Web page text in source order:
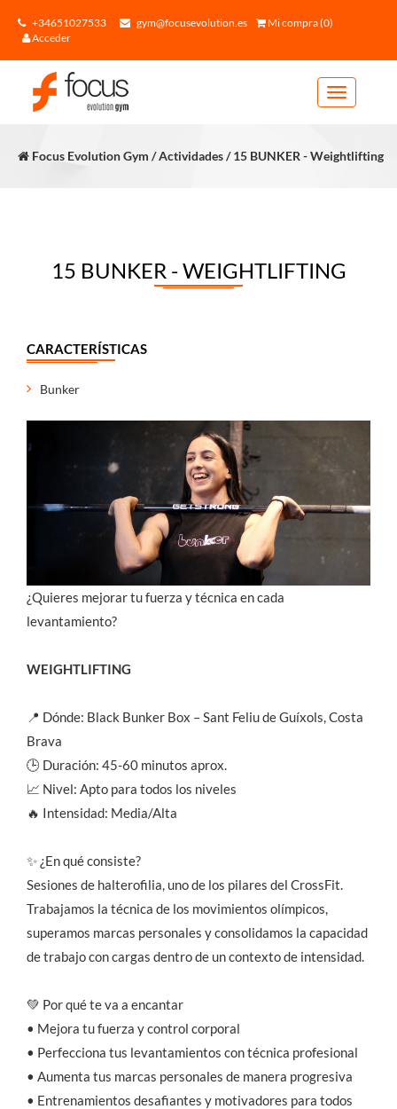
+34651027533 gym@focusevolution.es
Mi compra (0)
Acceder
Toggle
navigation
Focus Evolution Gym / Actividades / 15 BUNKER - Weightlifting
15 BUNKER - WEIGHTLIFTING
CARACTERÍSTICAS
Bunker
¿Quieres mejorar tu fuerza y técnica en cada
levantamiento?
WEIGHTLIFTING
📍 Dónde: Black Bunker Box – Sant Feliu de Guíxols, Costa
Brava
🕒 Duración: 45-60 minutos aprox.
📈 Nivel: Apto para todos los niveles
🔥 Intensidad: Media/Alta
✨ ¿En qué consiste?
Sesiones de halterofilia, uno de los pilares del CrossFit.
Trabajamos la técnica de los movimientos olímpicos,
superamos marcas personales y consolidamos la capacidad
de trabajo con cargas dentro de un contexto de intensidad.
💚 Por qué te va a encantar
• Mejora tu fuerza y control corporal
• Perfecciona tus levantamientos con técnica profesional
• Aumenta tus marcas personales de manera progresiva
• Entrenamientos desafiantes y motivadores para todos